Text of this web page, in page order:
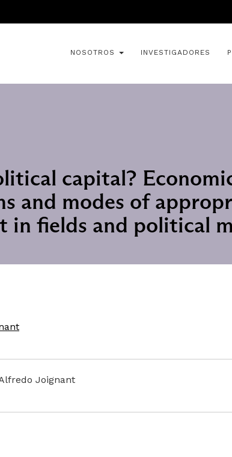
NOSOTROS INVESTIGADORES
capital?
and modes of
in fields and political
Joignant